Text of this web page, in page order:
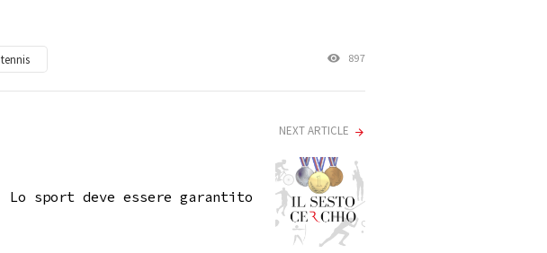
tennis 897
NEXT ARTICLE
Lo sport deve essere garantito